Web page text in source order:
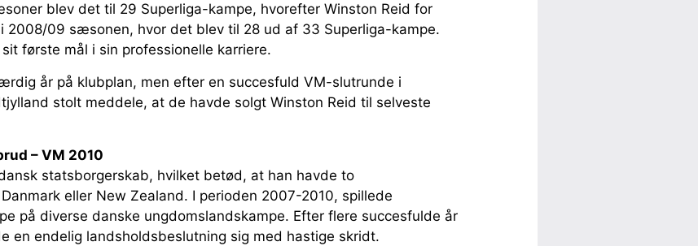
blev det til 29 Superliga-kampe, hvorefter Winston Reid for
2008/09 sæsonen, hvor det blev til 28 ud af 33 Superliga-kampe.
første mål i sin professionelle karriere.
år på klubplan, men efter en succesfuld VM-slutrunde i
stolt meddele, at de havde solgt Winston Reid til selveste
– VM 2010
statsborgerskab, hvilket betød, at han havde to
eller New Zealand. I perioden 2007-2010, spillede
på diverse danske ungdomslandskampe. Efter flere succesfulde år
en endelig landsholdsbeslutning sig med hastige skridt.